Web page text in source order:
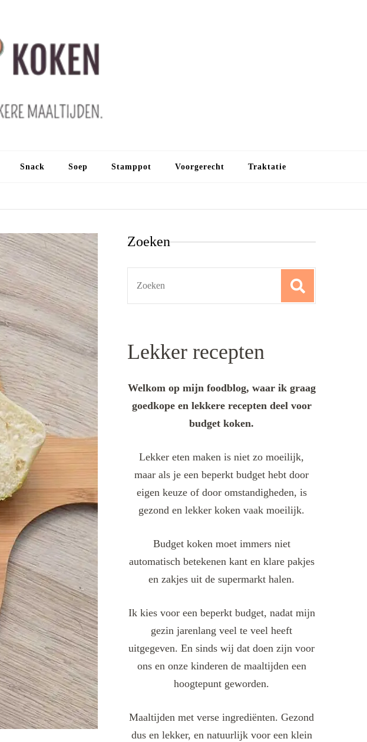
Snack Soep Stamppot Voorgerecht Traktatie
Zoeken
Lekker recepten
Welkom op mijn foodblog, waar ik graag
goedkope en lekkere recepten deel voor
budget koken.
Lekker eten maken is niet zo moeilijk,
maar als je een beperkt budget hebt door
eigen keuze of door omstandigheden, is
gezond en lekker koken vaak moeilijk.
Budget koken moet immers niet
automatisch betekenen kant en klare pakjes
en zakjes uit de supermarkt halen.
Ik kies voor een beperkt budget, nadat mijn
gezin jarenlang veel te veel heeft
uitgegeven. En sinds wij dat doen zijn voor
ons en onze kinderen de maaltijden een
hoogtepunt geworden.
Maaltijden met verse ingrediënten. Gezond
dus en lekker, en natuurlijk voor een klein